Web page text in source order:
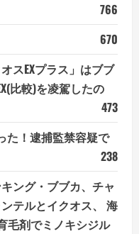
766
670
スEXプラス」はブブ
比較)を凌駕したの
473
た！逮捕監禁容疑で
238
ング・ブブカ、チャ
テルとイクオス、 海
毛剤でミノキシジル